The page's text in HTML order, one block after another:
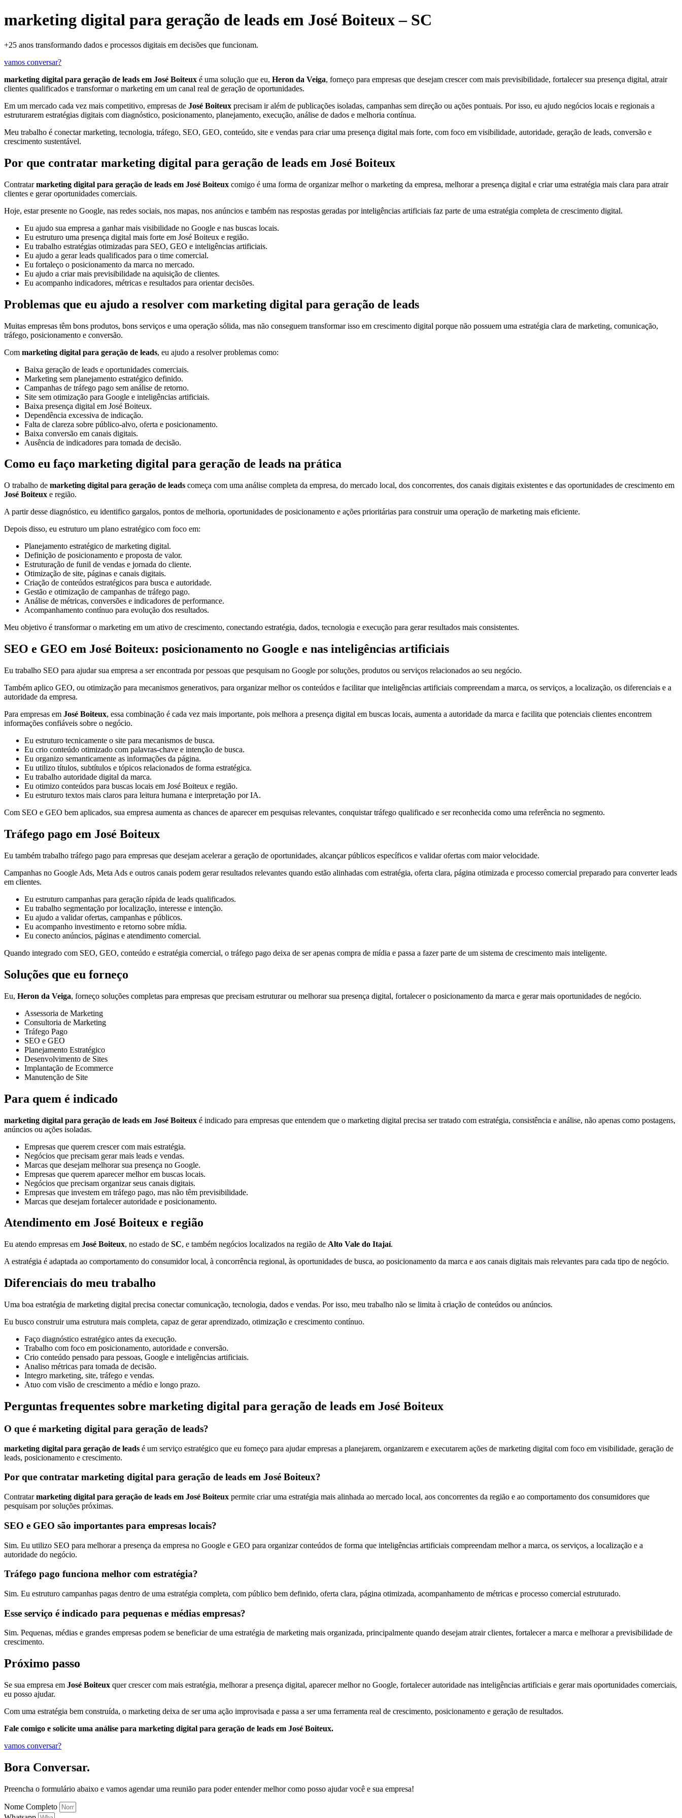
marketing digital para geração de leads em José Boiteux – SC
+25 anos transformando dados e processos digitais em decisões que funcionam.
vamos conversar?
marketing digital para geração de leads em José Boiteux é uma solução que eu, Heron da Veiga, forneço para empresas que desejam crescer com mais previsibilidade, fortalecer sua presença digital, atrair
clientes qualificados e transformar o marketing em um canal real de geração de oportunidades.
Em um mercado cada vez mais competitivo, empresas de José Boiteux precisam ir além de publicações isoladas, campanhas sem direção ou ações pontuais. Por isso, eu ajudo negócios locais e regionais a
estruturarem estratégias digitais com diagnóstico, posicionamento, planejamento, execução, análise de dados e melhoria contínua.
Meu trabalho é conectar marketing, tecnologia, tráfego, SEO, GEO, conteúdo, site e vendas para criar uma presença digital mais forte, com foco em visibilidade, autoridade, geração de leads, conversão e
crescimento sustentável.
Por que contratar marketing digital para geração de leads em José Boiteux
Contratarmarketing digital para geração de leads em José Boiteux comigo é uma forma de organizar melhor o marketing da empresa, melhorar a presença digital e criar uma estratégia mais clara para atrair
clientes e gerar oportunidades comerciais.
Hoje, estar presente no Google, nas redes sociais, nos mapas, nos anúncios e também nas respostas geradas por inteligências artificiais faz parte de uma estratégia completa de crescimento digital.
Eu ajudo sua empresa a ganhar mais visibilidade no Google e nas buscas locais.
Eu estruturo uma presença digital mais forte em José Boiteux e região.
Eu trabalho estratégias otimizadas para SEO, GEO e inteligências artificiais.
Eu ajudo a gerar leads qualificados para o time comercial.
Eu fortaleço o posicionamento da marca no mercado.
Eu ajudo a criar mais previsibilidade na aquisição de clientes.
Eu acompanho indicadores, métricas e resultados para orientar decisões.
Problemas que eu ajudo a resolver com marketing digital para geração de leads
Muitas empresas têm bons produtos, bons serviços e uma operação sólida, mas não conseguem transformar isso em crescimento digital porque não possuem uma estratégia clara de marketing, comunicação,
tráfego, posicionamento e conversão.
Com marketing digital para geração de leads, eu ajudo a resolver problemas como:
Baixa geração de leads e oportunidades comerciais.
Marketing sem planejamento estratégico definido.
Campanhas de tráfego pago sem análise de retorno.
Site sem otimização para Google e inteligências artificiais.
Baixa presença digital em José Boiteux.
Dependência excessiva de indicação.
Falta de clareza sobre público-alvo, oferta e posicionamento.
Baixa conversão em canais digitais.
Ausência de indicadores para tomada de decisão.
Como eu faço marketing digital para geração de leads na prática
O trabalho de marketing digital para geração de leads começa com uma análise completa da empresa, do mercado local, dos concorrentes, dos canais digitais existentes e das oportunidades de crescimento em
José Boiteux e região.
A partir desse diagnóstico, eu identifico gargalos, pontos de melhoria, oportunidades de posicionamento e ações prioritárias para construir uma operação de marketing mais eficiente.
Depois disso, eu estruturo um plano estratégico com foco em:
Planejamento estratégico de marketing digital.
Definição de posicionamento e proposta de valor.
Estruturação de funil de vendas e jornada do cliente.
Otimização de site, páginas e canais digitais.
Criação de conteúdos estratégicos para busca e autoridade.
Gestão e otimização de campanhas de tráfego pago.
Análise de métricas, conversões e indicadores de performance.
Acompanhamento contínuo para evolução dos resultados.
Meu objetivo é transformar o marketing em um ativo de crescimento, conectando estratégia, dados, tecnologia e execução para gerar resultados mais consistentes.
SEO e GEO em José Boiteux: posicionamento no Google e nas inteligências artificiais
Eu trabalho SEO para ajudar sua empresa a ser encontrada por pessoas que pesquisam no Google por soluções, produtos ou serviços relacionados ao seu negócio.
Também aplico GEO, ou otimização para mecanismos generativos, para organizar melhor os conteúdos e facilitar que inteligências artificiais compreendam a marca, os serviços, a localização, os diferenciais e a
autoridade da empresa.
Para empresas em José Boiteux, essa combinação é cada vez mais importante, pois melhora a presença digital em buscas locais, aumenta a autoridade da marca e facilita que potenciais clientes encontrem
informações confiáveis sobre o negócio.
Eu estruturo tecnicamente o site para mecanismos de busca.
Eu crio conteúdo otimizado com palavras-chave e intenção de busca.
Eu organizo semanticamente as informações da página.
Eu utilizo títulos, subtítulos e tópicos relacionados de forma estratégica.
Eu trabalho autoridade digital da marca.
Eu otimizo conteúdos para buscas locais em José Boiteux e região.
Eu estruturo textos mais claros para leitura humana e interpretação por IA.
Com SEO e GEO bem aplicados, sua empresa aumenta as chances de aparecer em pesquisas relevantes, conquistar tráfego qualificado e ser reconhecida como uma referência no segmento.
Tráfego pago em José Boiteux
Eu também trabalho tráfego pago para empresas que desejam acelerar a geração de oportunidades, alcançar públicos específicos e validar ofertas com maior velocidade.
Campanhas no Google Ads, Meta Ads e outros canais podem gerar resultados relevantes quando estão alinhadas com estratégia, oferta clara, página otimizada e processo comercial preparado para converter leads
em clientes.
Eu estruturo campanhas para geração rápida de leads qualificados.
Eu trabalho segmentação por localização, interesse e intenção.
Eu ajudo a validar ofertas, campanhas e públicos.
Eu acompanho investimento e retorno sobre mídia.
Eu conecto anúncios, páginas e atendimento comercial.
Quando integrado com SEO, GEO, conteúdo e estratégia comercial, o tráfego pago deixa de ser apenas compra de mídia e passa a fazer parte de um sistema de crescimento mais inteligente.
Soluções que eu forneço
Eu, Heron da Veiga, forneço soluções completas para empresas que precisam estruturar ou melhorar sua presença digital, fortalecer o posicionamento da marca e gerar mais oportunidades de negócio.
Assessoria de Marketing
Consultoria de Marketing
Tráfego Pago
SEO e GEO
Planejamento Estratégico
Desenvolvimento de Sites
Implantação de Ecommerce
Manutenção de Site
Para quem é indicado
marketing digital para geração de leads em José Boiteux é indicado para empresas que entendem que o marketing digital precisa ser tratado com estratégia, consistência e análise, não apenas como postagens,
anúncios ou ações isoladas.
Empresas que querem crescer com mais estratégia.
Negócios que precisam gerar mais leads e vendas.
Marcas que desejam melhorar sua presença no Google.
Empresas que querem aparecer melhor em buscas locais.
Negócios que precisam organizar seus canais digitais.
Empresas que investem em tráfego pago, mas não têm previsibilidade.
Marcas que desejam fortalecer autoridade e posicionamento.
Atendimento em José Boiteux e região
Eu atendo empresas em José Boiteux, no estado de SC, e também negócios localizados na região de Alto Vale do Itajaí.
A estratégia é adaptada ao comportamento do consumidor local, à concorrência regional, às oportunidades de busca, ao posicionamento da marca e aos canais digitais mais relevantes para cada tipo de negócio.
Diferenciais do meu trabalho
Uma boa estratégia de marketing digital precisa conectar comunicação, tecnologia, dados e vendas. Por isso, meu trabalho não se limita à criação de conteúdos ou anúncios.
Eu busco construir uma estrutura mais completa, capaz de gerar aprendizado, otimização e crescimento contínuo.
Faço diagnóstico estratégico antes da execução.
Trabalho com foco em posicionamento, autoridade e conversão.
Crio conteúdo pensado para pessoas, Google e inteligências artificiais.
Analiso métricas para tomada de decisão.
Integro marketing, site, tráfego e vendas.
Atuo com visão de crescimento a médio e longo prazo.
Perguntas frequentes sobre marketing digital para geração de leads em José Boiteux
O que é marketing digital para geração de leads?
marketing digital para geração de leads é um serviço estratégico que eu forneço para ajudar empresas a planejarem, organizarem e executarem ações de marketing digital com foco em visibilidade, geração de
leads, posicionamento e crescimento.
Por que contratar marketing digital para geração de leads em José Boiteux?
Contratarmarketing digital para geração de leads em José Boiteux permite criar uma estratégia mais alinhada ao mercado local, aos concorrentes da região e ao comportamento dos consumidores que
pesquisam por soluções próximas.
SEO e GEO são importantes para empresas locais?
Sim. Eu utilizo SEO para melhorar a presença da empresa no Google e GEO para organizar conteúdos de forma que inteligências artificiais compreendam melhor a marca, os serviços, a localização e a
autoridade do negócio.
Tráfego pago funciona melhor com estratégia?
Sim. Eu estruturo campanhas pagas dentro de uma estratégia completa, com público bem definido, oferta clara, página otimizada, acompanhamento de métricas e processo comercial estruturado.
Esse serviço é indicado para pequenas e médias empresas?
Sim. Pequenas, médias e grandes empresas podem se beneficiar de uma estratégia de marketing mais organizada, principalmente quando desejam atrair clientes, fortalecer a marca e melhorar a previsibilidade de
crescimento.
Próximo passo
Se sua empresa em José Boiteux quer crescer com mais estratégia, melhorar a presença digital, aparecer melhor no Google, fortalecer autoridade nas inteligências artificiais e gerar mais oportunidades comerciais,
eu posso ajudar.
Com uma estratégia bem construída, o marketing deixa de ser uma ação improvisada e passa a ser uma ferramenta real de crescimento, posicionamento e geração de resultados.
Fale comigo e solicite uma análise para marketing digital para geração de leads em José Boiteux.
vamos conversar?
Bora Conversar.
Preencha o formulário abaixo e vamos agendar uma reunião para poder entender melhor como posso ajudar você e sua empresa!
Nome Completo